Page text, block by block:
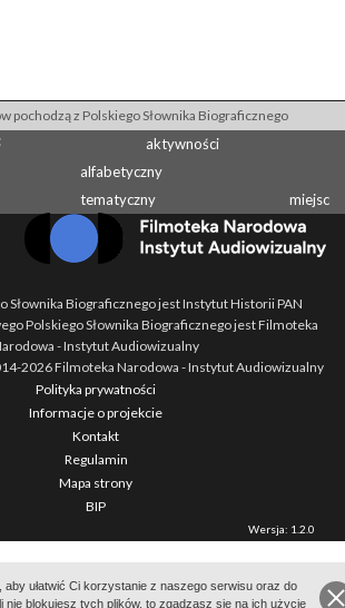
ułatwić Ci korzystanie z naszego serwisu oraz do
blokujesz tych plików, to zgadzasz się na ich użycie
pochodzą z Polskiego Słownika Biograficznego
aktywności
alfabetyczny
tematyczny
miejsc
Słownika Biograficznego jest Instytut Historii PAN
Polskiego Słownika Biograficznego jest Filmoteka
- Instytut Audiowizualny
2026Filmoteka Narodowa - Instytut Audiowizualny
Polityka prywatności
Informacje o projekcie
Kontakt
Regulamin
Mapa strony
BIP
Wersja: 1.2.0